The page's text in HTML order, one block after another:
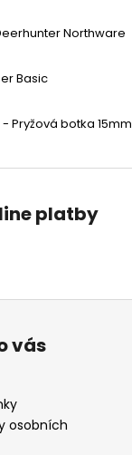
Northware
Basic
- Pryžová botka 15mm
platby
vás
osobních